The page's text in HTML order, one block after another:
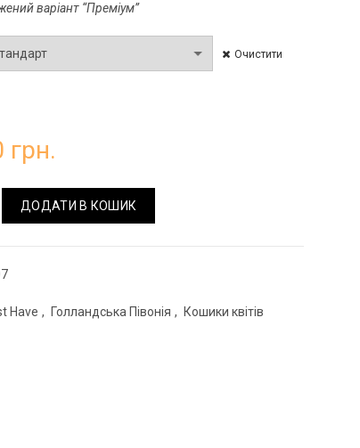
варіант “Преміум”
Очистити
грн.
ДОДАТИ В КОШИК
Have , Голландська Півонія , Кошики квітів